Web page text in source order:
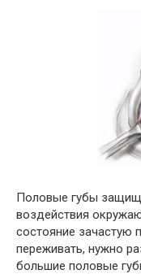
Половые губы
воздействия
состояние зачастую
переживать, нужно
большие половые